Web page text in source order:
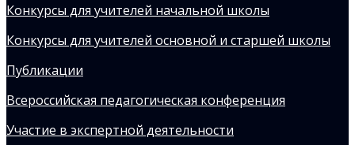
Конкурсы для учителей начальной школы
Конкурсы для учителей основной и старшей школы
Публикации
Всероссийская педагогическая конференция
Участие в экспертной деятельности